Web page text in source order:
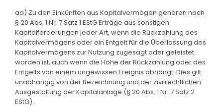
aa) Zu den Einkünften aus Kapitalvermögen gehören nach
§ 20 Abs. 1 Nr. 7 Satz 1 EStG Erträge aus sonstigen
Kapitalforderungen jeder Art, wenn die Rückzahlung des
Kapitalvermögens oder ein Entgelt für die Überlassung des
Kapitalvermögens zur Nutzung zugesagt oder geleistet
worden ist, auch wenn die Höhe der Rückzahlung oder des
Entgelts von einem ungewissen Ereignis abhängt. Dies gilt
unabhängig von der Bezeichnung und der zivilrechtlichen
Ausgestaltung der Kapitalanlage (§ 20 Abs. 1 Nr. 7 Satz 2
EStG).